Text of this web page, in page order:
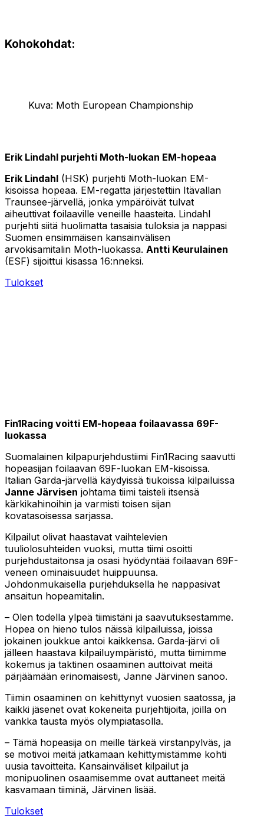
Kohokohdat:
Kuva: Moth European Championship
Erik Lindahl purjehti Moth-luokan EM-hopeaa
Erik Lindahl (HSK) purjehti Moth-luokan EM-
kisoissa hopeaa. EM-regatta järjestettiin Itävallan
Traunsee-järvellä, jonka ympäröivät tulvat
aiheuttivat foilaaville veneille haasteita. Lindahl
purjehti siitä huolimatta tasaisia tuloksia ja nappasi
Suomen ensimmäisen kansainvälisen
arvokisamitalin Moth-luokassa. Antti Keurulainen
(ESF) sijoittui kisassa 16:nneksi.
Tulokset
Fin1Racing voitti EM-hopeaa foilaavassa 69F-
luokassa
Suomalainen kilpapurjehdustiimi Fin1Racing saavutti
hopeasijan foilaavan 69F-luokan EM-kisoissa.
Italian Garda-järvellä käydyissä tiukoissa kilpailuissa
Janne Järvisen johtama tiimi taisteli itsensä
kärkikahinoihin ja varmisti toisen sijan
kovatasoisessa sarjassa.
Kilpailut olivat haastavat vaihtelevien
tuuliolosuhteiden vuoksi, mutta tiimi osoitti
purjehdustaitonsa ja osasi hyödyntää foilaavan 69F-
veneen ominaisuudet huippuunsa.
Johdonmukaisella purjehduksella he nappasivat
ansaitun hopeamitalin.
– Olen todella ylpeä tiimistäni ja saavutuksestamme.
Hopea on hieno tulos näissä kilpailuissa, joissa
jokainen joukkue antoi kaikkensa. Garda-järvi oli
jälleen haastava kilpailuympäristö, mutta tiimimme
kokemus ja taktinen osaaminen auttoivat meitä
pärjäämään erinomaisesti, Janne Järvinen sanoo.
Tiimin osaaminen on kehittynyt vuosien saatossa, ja
kaikki jäsenet ovat kokeneita purjehtijoita, joilla on
vankka tausta myös olympiatasolla.
– Tämä hopeasija on meille tärkeä virstanpylväs, ja
se motivoi meitä jatkamaan kehittymistämme kohti
uusia tavoitteita. Kansainväliset kilpailut ja
monipuolinen osaamisemme ovat auttaneet meitä
kasvamaan tiiminä, Järvinen lisää.
Tulokset